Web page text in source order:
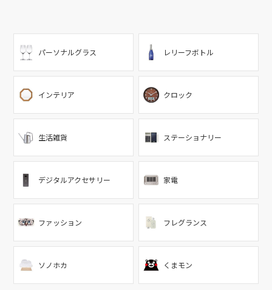
パーソナルグラス レリーフボトル
インテリア クロック
生活雑貨 ステーショナリー
デジタルアクセサリー 家電
ファッション フレグランス
ソノホカ くまモン